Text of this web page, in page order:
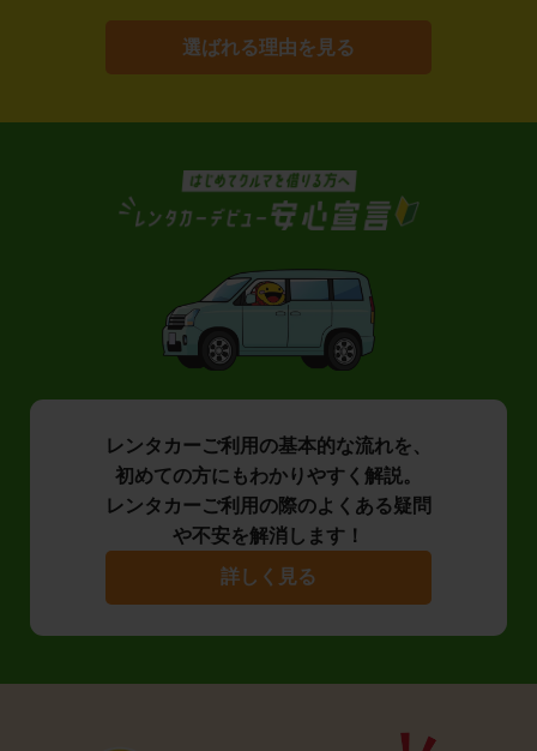
選ばれる理由を見る
レンタカーご利用の基本的な流れを、
初めての方にもわかりやすく解説。
レンタカーご利用の際のよくある疑問
や不安を解消します！
詳しく見る